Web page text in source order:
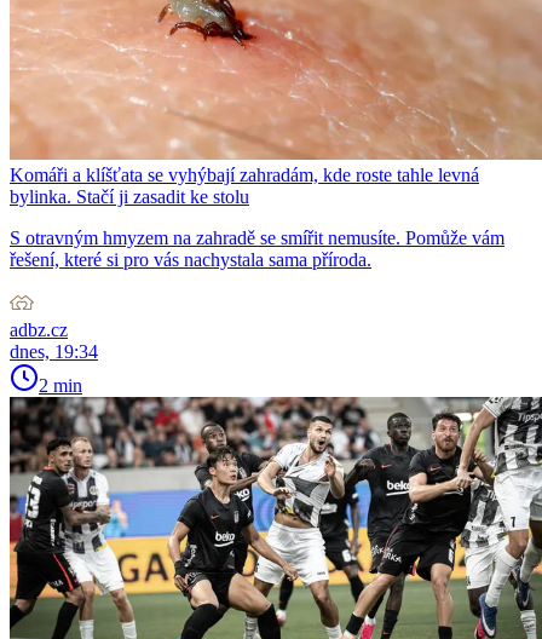
Komáři a klíšťata se vyhýbají zahradám, kde roste tahle levná
bylinka. Stačí ji zasadit ke stolu
S otravným hmyzem na zahradě se smířit nemusíte. Pomůže vám
řešení, které si pro vás nachystala sama příroda.
adbz.cz
dnes, 19:34
2 min